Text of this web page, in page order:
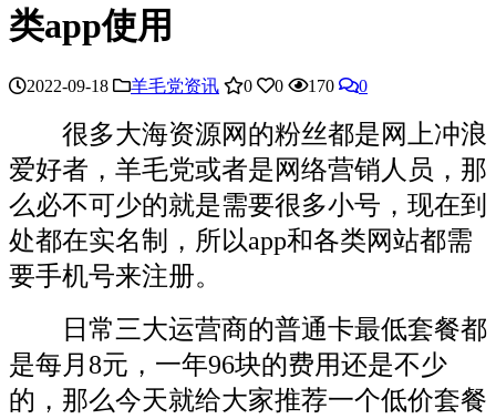
类app使用
2022-09-18 羊毛党资讯 0 0 170 0
很多大海资源网的粉丝都是网上冲浪
爱好者，羊毛党或者是网络营销人员，那
么必不可少的就是需要很多小号，现在到
处都在实名制，所以app和各类网站都需
要手机号来注册。
日常三大运营商的普通卡最低套餐都
是每月8元，一年96块的费用还是不少
的，那么今天就给大家推荐一个低价套餐